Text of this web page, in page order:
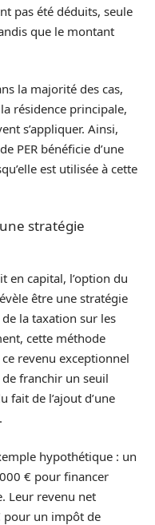
pas été déduits, seule
que le montant
la majorité des cas,
résidence principale,
s’appliquer. Ainsi,
PER bénéficie d’une
est utilisée à cette
stratégie
en capital, l’option du
être une stratégie
la taxation sur les
cette méthode
revenu exceptionnel
franchir un seuil
fait de l’ajout d’une
hypothétique : un
€ pour financer
Leur revenu net
pour un impôt de